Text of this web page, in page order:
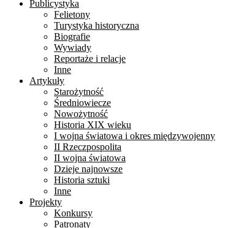
Publicystyka
Felietony
Turystyka historyczna
Biografie
Wywiady
Reportaże i relacje
Inne
Artykuły
Starożytność
Średniowiecze
Nowożytność
Historia XIX wieku
I wojna światowa i okres międzywojenny
II Rzeczpospolita
II wojna światowa
Dzieje najnowsze
Historia sztuki
Inne
Projekty
Konkursy
Patronaty